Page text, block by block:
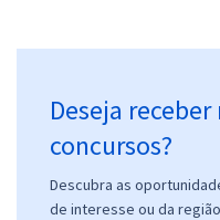
Deseja
concursos?
Descubra as
de interesse ou da